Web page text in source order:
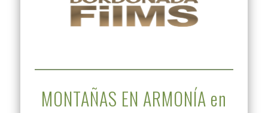
MONTAÑAS EN ARMONÍA en